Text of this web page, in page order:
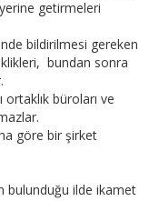
getirmeleri
bildirilmesi gereken
bundan sonra
ortaklık büroları ve
göre bir şirket
bulunduğu ilde ikamet